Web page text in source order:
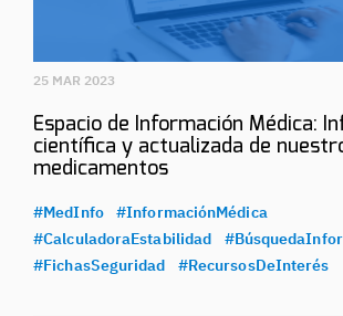
25 MAR 2023
Espacio de Información Médica:
científica y actualizada de
medicamentos
#MedInfo
#InformaciónMédica
#CalculadoraEstabilidad
#FichasSeguridad
#RecursosDeInterés